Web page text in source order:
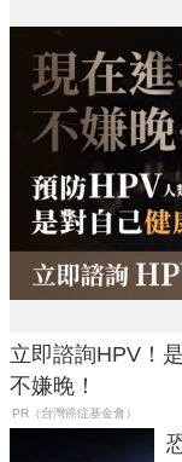
立即諮詢HPV！
不嫌晚！
PR（台灣癌症基金會）